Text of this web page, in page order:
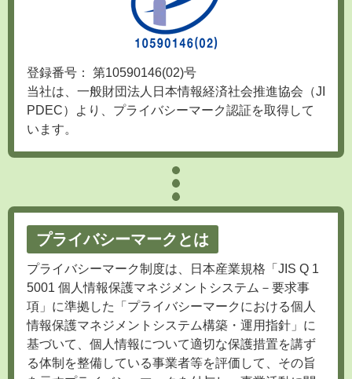
当社は、一般財団法人日本情報経済社会推進協会（JI
PDEC）より、プライバシーマーク認証を取得して
います。
プライバシーマークとは
プライバシーマーク制度は、日本産業規格「JIS Q 1
5001 個人情報保護マネジメントシステム－要求事
項」に準拠した「プライバシーマークにおける個人
情報保護マネジメントシステム構築・運用指針」に
基づいて、個人情報について適切な保護措置を講ず
る体制を整備している事業者等を評価して、その旨
を示すプライバシーマークを付与し、事業活動に関